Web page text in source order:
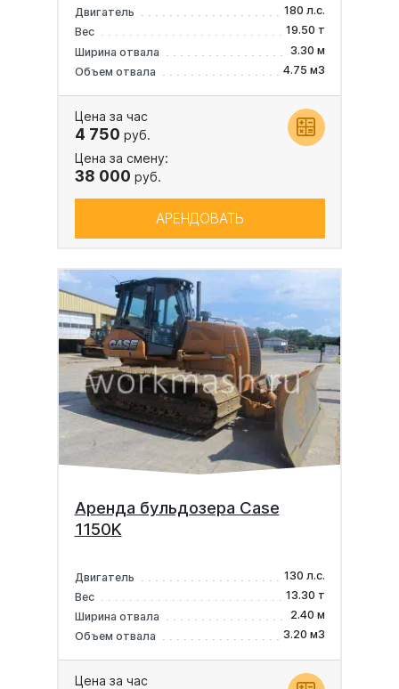
Двигатель
180 л.с.
Вес
19.50 т
Ширина отвала
3.30 м
Объем отвала
4.75 м3
Цена за час
4 750 руб.
Цена за смену:
38 000 руб.
АРЕНДОВАТЬ
Аренда бульдозера Case
1150K
Двигатель
130 л.с.
Вес
13.30 т
Ширина отвала
2.40 м
Объем отвала
3.20 м3
Цена за час